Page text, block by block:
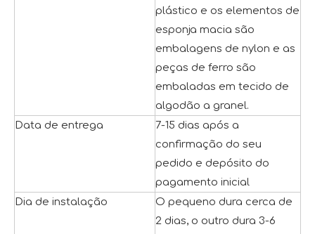
plástico e os elementos de
esponja macia são
embalagens de nylon e as
peças de ferro são
embaladas em tecido de
algodão a granel.
Data de entrega
7-15 dias após a
confirmação do seu
pedido e depósito do
pagamento inicial
Dia de instalação
O pequeno dura cerca de
2 dias, o outro dura 3-6